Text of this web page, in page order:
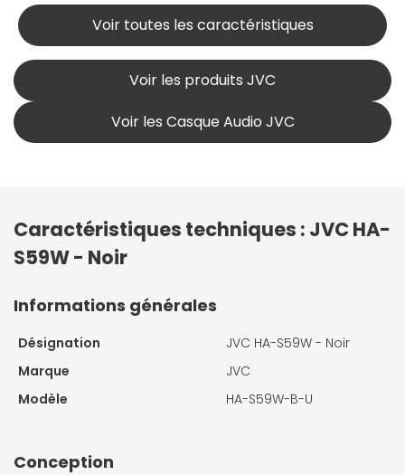
Voir toutes les caractéristiques
Voir les produits JVC
Voir les Casque Audio JVC
Caractéristiques techniques : JVC HA-
S59W - Noir
Informations générales
Désignation
JVC HA-S59W - Noir
Marque
JVC
Modèle
HA-S59W-B-U
Conception